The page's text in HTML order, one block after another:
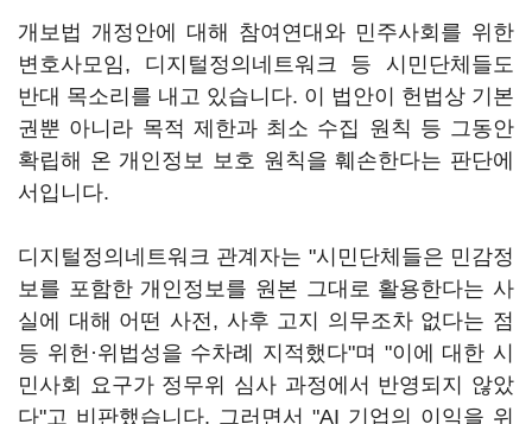
개보법 개정안에 대해 참여연대와 민주사회를 위한
변호사모임, 디지털정의네트워크 등 시민단체들도
반대 목소리를 내고 있습니다. 이 법안이 헌법상 기본
권뿐 아니라 목적 제한과 최소 수집 원칙 등 그동안
확립해 온 개인정보 보호 원칙을 훼손한다는 판단에
서입니다.
디지털정의네트워크 관계자는 "시민단체들은 민감정
보를 포함한 개인정보를 원본 그대로 활용한다는 사
실에 대해 어떤 사전, 사후 고지 의무조차 없다는 점
등 위헌·위법성을 수차례 지적했다"며 "이에 대한 시
민사회 요구가 정무위 심사 과정에서 반영되지 않았
다"고 비판했습니다. 그러면서 "AI 기업의 이익을 위